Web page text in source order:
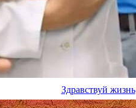
Здравствуй жизнь